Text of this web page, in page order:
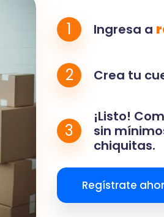
1 Ingresa a
2 Crea tu
3
¡Listo!
sin
chiquitas.
Regístrate